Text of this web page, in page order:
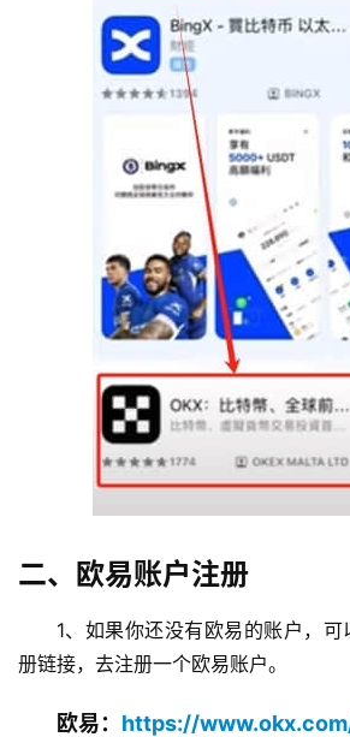
二、欧易账户注册
1、如果你还没有欧易的账户，
册链接，去注册一个欧易账户。
欧易： https://